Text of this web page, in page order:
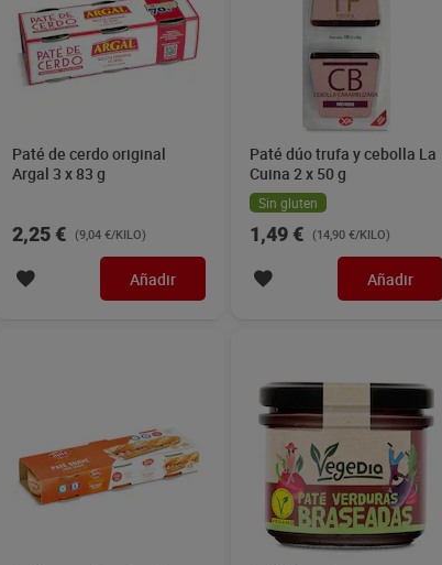
Paté de cerdo original
Argal 3 x 83 g
2,25 € (9,04 €/KILO)
Añadir
Paté dúo trufa y cebolla La
Cuina 2 x 50 g
Sin gluten
1,49 € (14,90 €/KILO)
Añadir